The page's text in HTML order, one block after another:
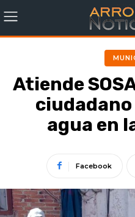
Atiende
agua en
Facebook